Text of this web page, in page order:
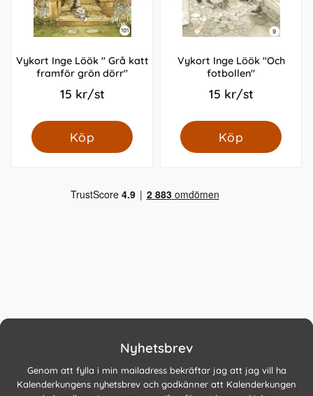
Vykort Inge Löök " Grå katt
framför grön dörr"
15 kr/st
Köp
Vykort Inge Löök "Och
fotbollen"
15 kr/st
Köp
Nyhetsbrev
Genom att fylla i min mailadress bekräftar jag att jag vill ha
Kalenderkungens nyhetsbrev och godkänner att Kalenderkungen